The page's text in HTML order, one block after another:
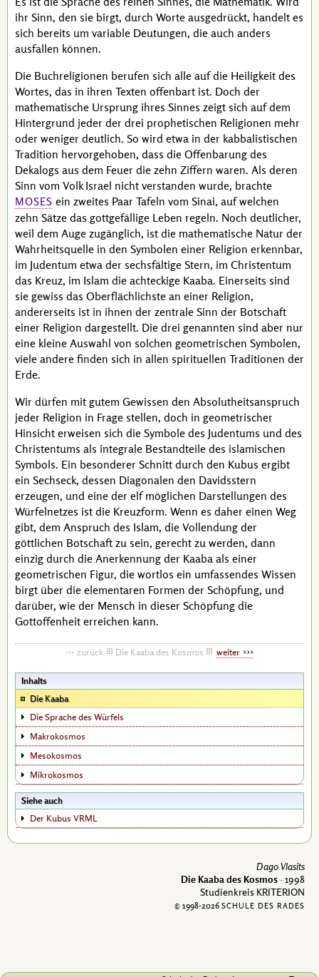
ihr Sinn, den sie birgt, durch Worte ausgedrückt, handelt es
sich bereits um variable Deutungen, die auch anders
ausfallen können.
Die Buchreligionen berufen sich alle auf die Heiligkeit des
Wortes, das in ihren Texten offenbart ist. Doch der
mathematische Ursprung ihres Sinnes zeigt sich auf dem
Hintergrund jeder der drei prophetischen Religionen mehr
oder weniger deutlich. So wird etwa in der kabbalistischen
Tradition hervorgehoben, dass die Offenbarung des
Dekalogs aus dem Feuer die zehn Ziffern waren. Als deren
Sinn vom Volk Israel nicht verstanden wurde, brachte
MOSES ein zweites Paar Tafeln vom Sinai, auf welchen
zehn Sätze das gottgefällige Leben regeln. Noch deutlicher,
weil dem Auge zugänglich, ist die mathematische Natur der
Wahrheitsquelle in den Symbolen einer Religion erkennbar,
im Judentum etwa der sechsfältige Stern, im Christentum
das Kreuz, im Islam die achteckige Kaaba. Einerseits sind
sie gewiss das Oberflächlichste an einer Religion,
andererseits ist in ihnen der zentrale Sinn der Botschaft
einer Religion dargestellt. Die drei genannten sind aber nur
eine kleine Auswahl von solchen geometrischen Symbolen,
viele andere finden sich in allen spirituellen Traditionen der
Erde.
Wir dürfen mit gutem Gewissen den Absolutheitsanspruch
jeder Religion in Frage stellen, doch in geometrischer
Hinsicht erweisen sich die Symbole des Judentums und des
Christentums als integrale Bestandteile des islamischen
Symbols. Ein besonderer Schnitt durch den Kubus ergibt
ein Sechseck, dessen Diagonalen den Davidsstern
erzeugen, und eine der elf möglichen Darstellungen des
Würfelnetzes ist die Kreuzform. Wenn es daher einen Weg
gibt, dem Anspruch des Islam, die Vollendung der
göttlichen Botschaft zu sein, gerecht zu werden, dann
einzig durch die Anerkennung der Kaaba als einer
geometrischen Figur, die wortlos ein umfassendes Wissen
birgt über die elementaren Formen der Schöpfung, und
darüber, wie der Mensch in dieser Schöpfung die
Gottoffenheit erreichen kann.
zurück Die Kaaba des Kosmos weiter
Inhalts
Die Kaaba
Die Sprache des Würfels
Makrokosmos
Mesokosmos
Mikrokosmos
Siehe auch
Der Kubus VRML
Dago Vlasits
Die Kaaba des Kosmos · 1998
Studienkreis KRITERION
© 1998-2026 SCHULE DES RADES